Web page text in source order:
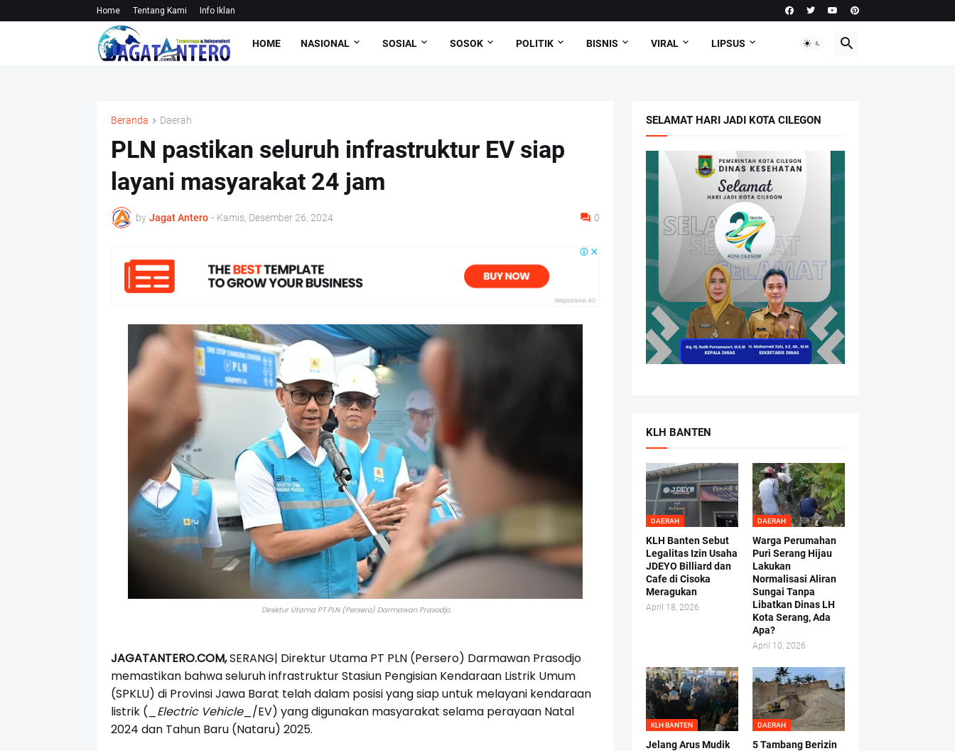
Home Tentang Kami Info Iklan
HOME NASIONAL SOSIAL SOSOK POLITIK BISNIS VIRAL LIPSUS
Beranda Daerah
PLN pastikan seluruh infrastruktur EV siap
layani masyarakat 24 jam
by Jagat Antero - Kamis, Desember 26, 2024 0
Direktur Utama PT PLN (Persero) Darmawan Prasodjo.
JAGATANTERO.COM,SERANG| Direktur Utama PT PLN (Persero) Darmawan Prasodjo
memastikan bahwa seluruh infrastruktur Stasiun Pengisian Kendaraan Listrik Umum
(SPKLU) di Provinsi Jawa Barat telah dalam posisi yang siap untuk melayani kendaraan
listrik (
Electric Vehicle_ /EV) yang digunakan masyarakat selama perayaan Natal
2024 dan Tahun Baru (Nataru) 2025.
SELAMAT HARI JADI KOTA CILEGON
KLH BANTEN
DAERAH
KLH Banten Sebut
Legalitas Izin Usaha
JDEYO Billiard dan
Cafe di Cisoka
Meragukan
April 18, 2026
DAERAH
Warga Perumahan
Puri Serang Hijau
Lakukan
Normalisasi Aliran
Sungai Tanpa
Libatkan Dinas LH
Kota Serang, Ada
Apa?
April 10, 2026
KLH BANTEN
Jelang Arus Mudik
DAERAH
5 Tambang Berizin